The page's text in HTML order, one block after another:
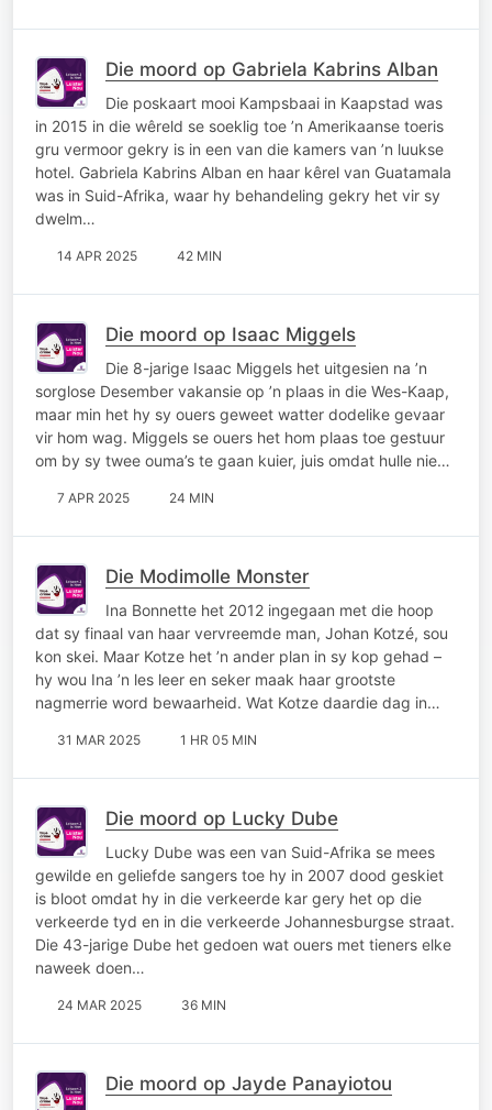
Die moord op Gabriela Kabrins Alban
Die poskaart mooi Kampsbaai in Kaapstad was
in 2015 in die wêreld se soeklig toe ’n Amerikaanse toeris
gru vermoor gekry is in een van die kamers van ’n luukse
hotel. Gabriela Kabrins Alban en haar kêrel van Guatamala
was in Suid-Afrika, waar hy behandeling gekry het vir sy
dwelm…
14 APR 2025 42 MIN
Die moord op Isaac Miggels
Die 8-jarige Isaac Miggels het uitgesien na ’n
sorglose Desember vakansie op ’n plaas in die Wes-Kaap,
maar min het hy sy ouers geweet watter dodelike gevaar
vir hom wag. Miggels se ouers het hom plaas toe gestuur
om by sy twee ouma’s te gaan kuier, juis omdat hulle nie…
7 APR 2025 24 MIN
Die Modimolle Monster
Ina Bonnette het 2012 ingegaan met die hoop
dat sy finaal van haar vervreemde man, Johan Kotzé, sou
kon skei. Maar Kotze het ’n ander plan in sy kop gehad –
hy wou Ina ’n les leer en seker maak haar grootste
nagmerrie word bewaarheid. Wat Kotze daardie dag in…
31 MAR 2025 1 HR 05 MIN
Die moord op Lucky Dube
Lucky Dube was een van Suid-Afrika se mees
gewilde en geliefde sangers toe hy in 2007 dood geskiet
is bloot omdat hy in die verkeerde kar gery het op die
verkeerde tyd en in die verkeerde Johannesburgse straat.
Die 43-jarige Dube het gedoen wat ouers met tieners elke
naweek doen…
24 MAR 2025 36 MIN
Die moord op Jayde Panayiotou